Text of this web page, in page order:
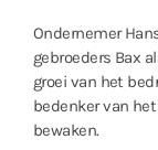
Ondernemer
gebroeders Bax
groei van het
bedenker van
bewaken.